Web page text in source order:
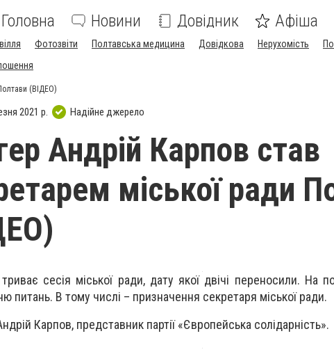
Головна Новини Довідник Афіша
Фотозвіти Полтавська медицина Довідкова Нерухомість
(ВІДЕО)
2021 р. Надійне джерело
Андрій Карпов став
міської ради
сесія міської ради, дату якої двічі переносили. На
питань. В тому числі – призначення секретаря міської ради.
Карпов, представник партії «Європейська солідарність».